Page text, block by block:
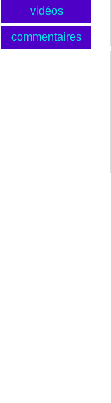
vidéos
commentaires